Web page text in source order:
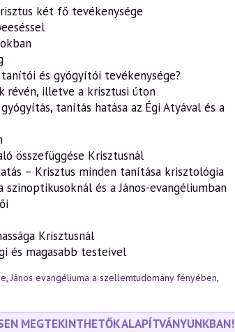
két fő tevékenysége
és gyógyítói tevékenysége?
révén, illetve a krisztusi úton
tanítás hatása az Égi Atyával és a
összefüggése Krisztusnál
– Krisztus minden tanítása krisztológia
és a János-evangéliumban
Krisztusnál
és magasabb testeivel
, János evangéliuma a szellemtudomány fényében,
MEGTEKINTHETŐK ALAPÍTVÁNYUNKBAN!